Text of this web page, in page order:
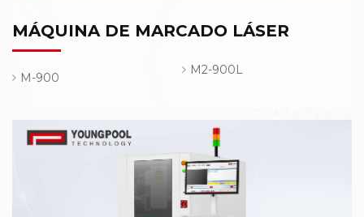
MÁQUINA DE MARCADO LÁSER
M-900
M2-900L